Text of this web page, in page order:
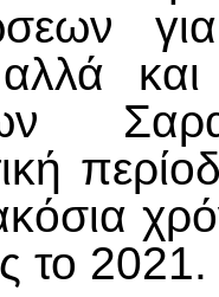
αλλά
το 2021.